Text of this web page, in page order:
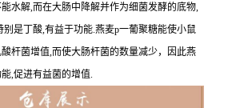
水解,而在大肠中降解并作为细菌发酵的底物,
是丁酸,有益于功能.燕麦p一葡聚糖能使小鼠
杆菌增值,而使大肠杆菌的数量减少，因此燕
,促进有益菌的增值.